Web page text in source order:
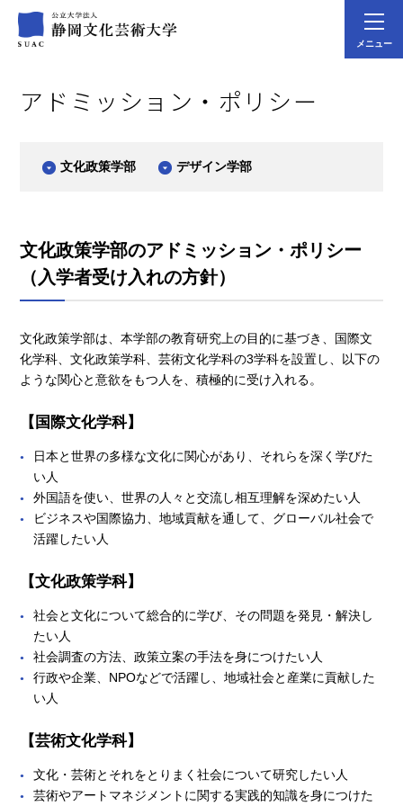
メニュー
アドミッション・ポリシー
文化政策学部 デザイン学部
文化政策学部のアドミッション・ポリシー
（入学者受け入れの方針）
文化政策学部は、本学部の教育研究上の目的に基づき、国際文
化学科、文化政策学科、芸術文化学科の3学科を設置し、以下の
ような関心と意欲をもつ人を、積極的に受け入れる。
【国際文化学科】
日本と世界の多様な文化に関心があり、それらを深く学びた
い人
外国語を使い、世界の人々と交流し相互理解を深めたい人
ビジネスや国際協力、地域貢献を通して、グローバル社会で
活躍したい人
【文化政策学科】
社会と文化について総合的に学び、その問題を発見・解決し
たい人
社会調査の方法、政策立案の手法を身につけたい人
行政や企業、NPOなどで活躍し、地域社会と産業に貢献した
い人
【芸術文化学科】
文化・芸術とそれをとりまく社会について研究したい人
芸術やアートマネジメントに関する実践的知識を身につけた